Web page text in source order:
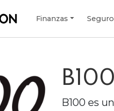
Finanzas
B100
B100 es